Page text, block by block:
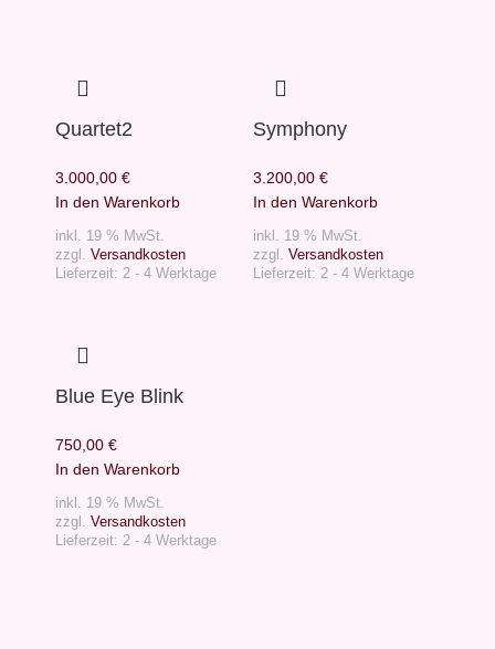
Quartet2
3.000,00 €
In den Warenkorb
inkl. 19 % MwSt.
zzgl. Versandkosten
Lieferzeit: 2 - 4 Werktage
Symphony
3.200,00 €
In den Warenkorb
inkl. 19 % MwSt.
zzgl. Versandkosten
Lieferzeit: 2 - 4 Werktage
Blue Eye Blink
750,00 €
In den Warenkorb
inkl. 19 % MwSt.
zzgl. Versandkosten
Lieferzeit: 2 - 4 Werktage